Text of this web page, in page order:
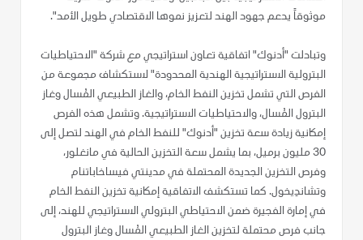
موثوقاً يدعم جهود الهند لتعزيز نموها الاقتصادي طويل الأمد".
وتبادلت "أدنوك" اتفاقية تعاون استراتيجي مع شركة "الاحتياطيات
البترولية الاستراتيجية الهندية المحدودة" لاستكشاف مجموعة من
الفرص التي تشمل تخزين النفط الخام، والغاز الطبيعي المُسال وغاز
البترول المُسال، والاحتياطيات الاستراتيجية. وتشمل هذه الفرص
إمكانية زيادة سعة تخزين "أدنوك" للنفط الخام في الهند لتصل إلى
30 مليون برميل، بما يشمل سعة التخزين الحالية في مانغلور،
وفرص التخزين الجديدة المحتملة في مدينتي فيساخاباتنام
وتشاندِيخول. كما تستكشف الاتفاقية إمكانية تخزين النفط الخام
في إمارة الفجيرة ضمن الاحتياطي البترولي الاستراتيجي للهند، إلى
جانب فرص محتملة لتخزين الغاز الطبيعي المُسال وغاز البترول